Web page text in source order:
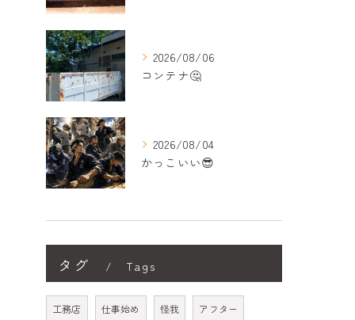
2026/08/06
コンテナ🤔
2026/08/04
かっこいい😎
タグ Tags
工務店 仕事始め 怪我 アフター